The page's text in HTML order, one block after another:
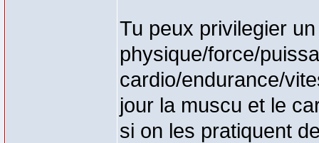
Tu peux privilegier
physique/force/
cardio/endurance/
jour la muscu et le
si on les pratiquent